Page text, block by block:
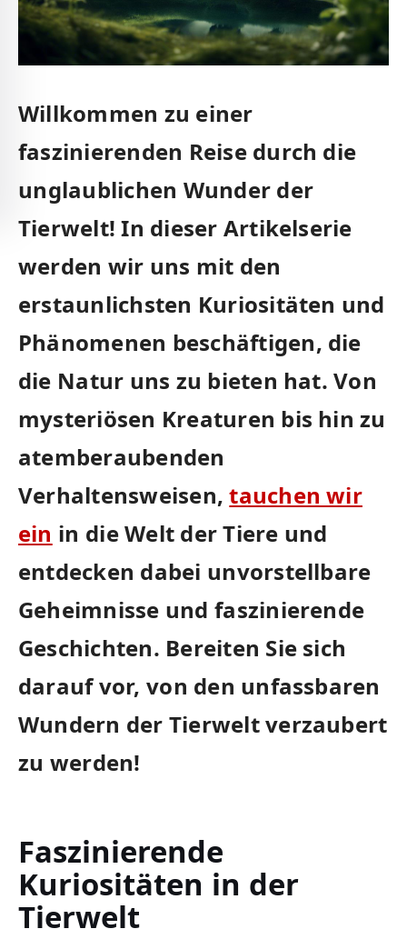
Willkommen zu einer
faszinierenden Reise durch die
⁣unglaublichen Wunder der
Tierwelt! In dieser Artikelserie
werden wir uns mit den
erstaunlichsten Kuriositäten und
Phänomenen beschäftigen, ​die
die⁤ Natur uns zu bieten hat.‌ Von
mysteriösen‌ Kreaturen bis hin zu
atemberaubenden
Verhaltensweisen,tauchen wir
ein ⁢in⁤ die Welt der Tiere ⁢und
entdecken dabei⁤ unvorstellbare
Geheimnisse und ⁤faszinierende
Geschichten. Bereiten Sie sich⁣
darauf vor,⁤ von den unfassbaren
Wundern​ der Tierwelt verzaubert
zu ⁤werden!
Faszinierende
Kuriositäten ‌in der
‌Tierwelt